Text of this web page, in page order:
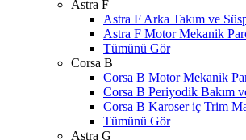
Astra F
Astra F Arka Takım ve
Astra F Motor Mekanik
Tümünü Gör
Corsa B
Corsa B Motor Mekanik
Corsa B Periyodik Bakım
Corsa B Karoser iç Trim
Tümünü Gör
Astra G